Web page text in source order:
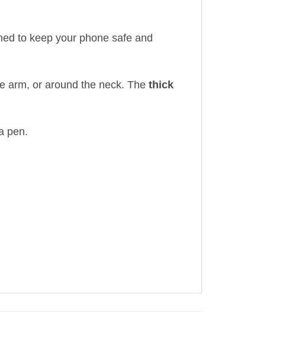
to keep your phone safe and
arm, or around the neck. The thick
pen.